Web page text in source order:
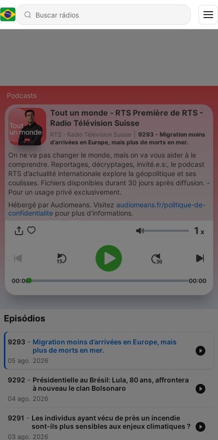
Podcasts
Tout un monde ‐ RTS Première de RTS -
Radio Télévision Suisse
RTS - Radio Télévision Suisse
9293 - Migration moins
d’arrivées en Europe, mais plus de morts en mer.
On ne va pas changer le monde, mais on va vous aider à le
comprendre. Reportages, décryptages, invité.e.s:, le podcast
RTS d’actualité internationale explore la géopolitique et ses
coulisses. Fichiers disponibles durant 30 jours après diffusion. -
Pour un usage privé exclusivement.
Hébergé par Audiomeans. Visitez audiomeans.fr/politique-de-
confidentialite pour plus d'informations.
Volume 1 x
00:00 00:00
Episódios
9293 - Migration moins d’arrivées en Europe, mais
plus de morts en mer.
05 ago. 2026
9292 - Présidentielle au Brésil: Lula, 80 ans, affrontera
à nouveau le clan Bolsonaro
04 ago. 2026
9291 - Les individus ayant vécu de près un incendie
sont-ils plus sensibles aux enjeux climatiques ?
03 ago. 2026